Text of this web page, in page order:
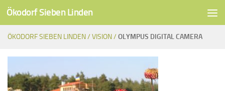
Unter dem Inhalt
Ökodorf Sieben Linden
ÖKODORF SIEBEN LINDEN /VISION /OLYMPUS DIGITAL CAMERA